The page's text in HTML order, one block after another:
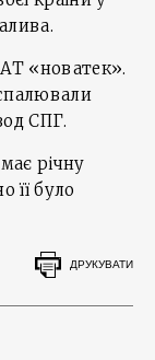
«новатек».
СПГ.
річну
її було
ДРУКУВАТИ